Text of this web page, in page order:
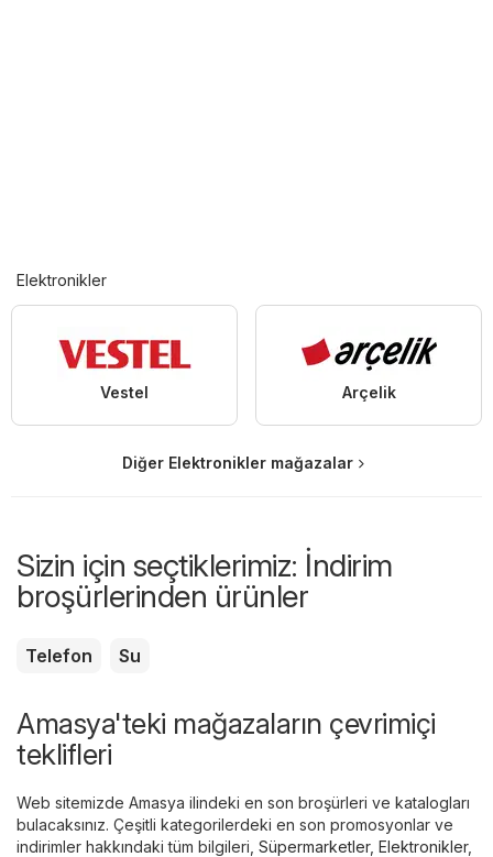
Elektronikler
Vestel Arçelik
Diğer Elektronikler mağazalar
Sizin için seçtiklerimiz: İndirim
broşürlerinden ürünler
Telefon Su
Amasya'teki mağazaların çevrimiçi
teklifleri
Web sitemizde Amasya ilindeki en son broşürleri ve katalogları
bulacaksınız. Çeşitli kategorilerdeki en son promosyonlar ve
indirimler hakkındaki tüm bilgileri, Süpermarketler, Elektronikler,